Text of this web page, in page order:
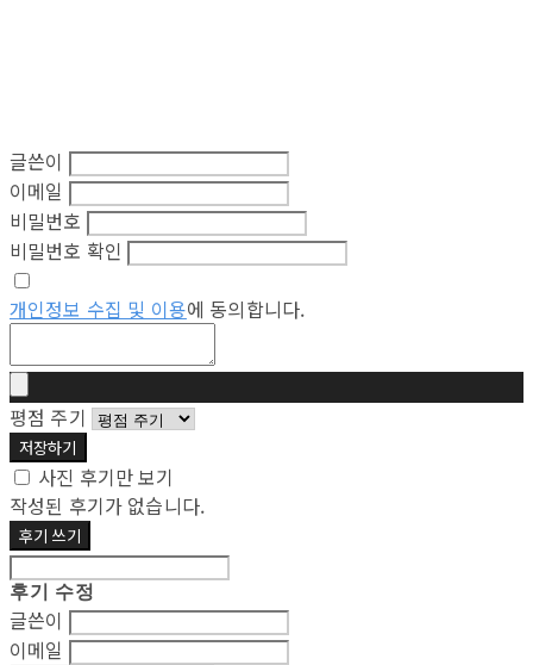
글쓴이
이메일
비밀번호
비밀번호 확인
개인정보 수집 및 이용에 동의합니다.
평점 주기
저장하기
사진 후기만 보기
작성된 후기가 없습니다.
후기 쓰기
후기 수정
글쓴이
이메일